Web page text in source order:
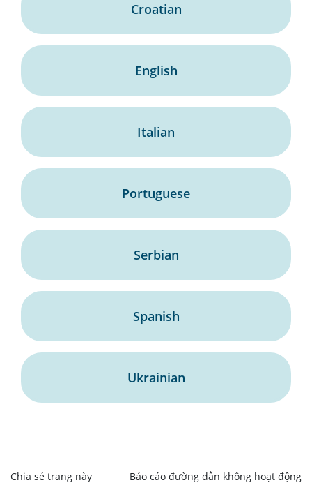
Croatian
English
Italian
Portuguese
Serbian
Spanish
Ukrainian
Chia sẻ trang này Báo cáo đường dẫn không hoạt động